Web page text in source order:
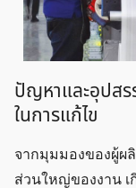
ปัญหาและอุปสร
ในการแก้ไข
จากมุมมองของผู้ผ
ส่วนใหญ่ของงาน เ